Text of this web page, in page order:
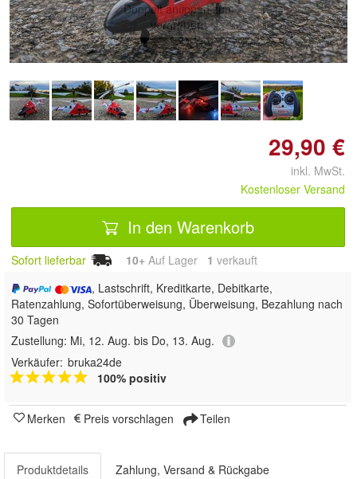
Doppelt antippen zum
vergrößern
29,90 €
inkl. MwSt.
Kostenloser Versand
In den Warenkorb
Sofort lieferbar 10+ Auf Lager 1 verkauft
, Lastschrift, Kreditkarte, Debitkarte,
Ratenzahlung, Sofortüberweisung, Überweisung, Bezahlung nach
30 Tagen
Zustellung: Mi, 12. Aug. bis Do, 13. Aug.
Verkäufer: bruka24de
100% positiv
Merken Preis vorschlagen Teilen
Produktdetails Zahlung, Versand & Rückgabe